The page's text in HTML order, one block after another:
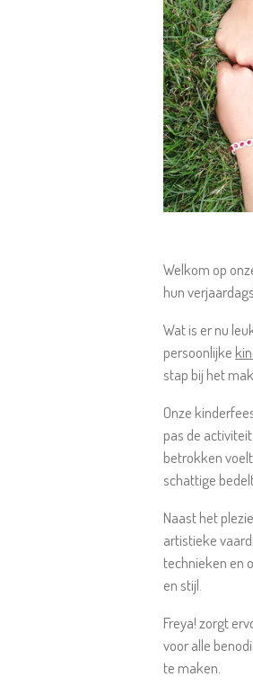
Welkom op
hun
Wat is er nu
persoonlijke
stap bij het
Onze
pas de
betrokken
schattige
Naast het
artistieke
technieken en
en stijl.
Freya! zorgt
voor alle
te maken.